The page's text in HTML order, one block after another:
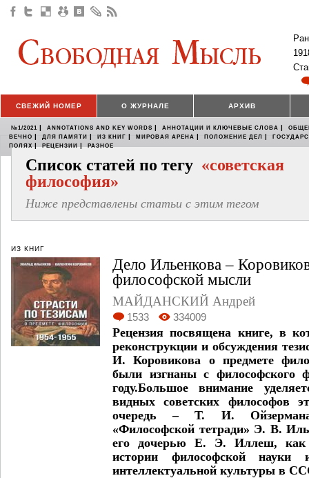
СВЕЖИЙ НОМЕР О ЖУРНАЛЕ АРХИВ
№1/2021 | ANNOTATIONS AND KEY WORDS | АННОТАЦИИ И КЛЮЧЕВЫЕ СЛОВА |
ВЕЧНО | ДЛЯ ПАМЯТИ | ИЗ КНИГ | МИРОВАЯ АРЕНА | ПОЛОЖЕНИЕ ДЕЛ |
ПОЛЯХ | РЕЦЕНЗИИ | РАЗНОЕ
Список статей по тегу «советская
философия»
Ниже представлены статьи с этим тегом
ИЗ КНИГ
Дело Ильенкова –
философской мысли
МАЙДАНСКИЙ Андрей
1533 334009
Рецензия посвящена книге, в
реконструкции и обсуждения
И. Коровикова о предмете
были изгнаны с философского
году.Большое внимание
видных советских философов
очередь – Т. И.
«Философской тетради» Э. В.
его дочерью Е. Э. Иллеш, как
истории философской науки
интеллектуальной культуры в